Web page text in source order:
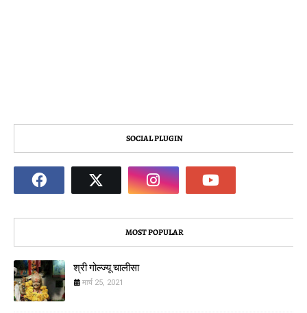
SOCIAL PLUGIN
MOST POPULAR
श्री गोल्ज्यू चालीसा
मार्च 25, 2021